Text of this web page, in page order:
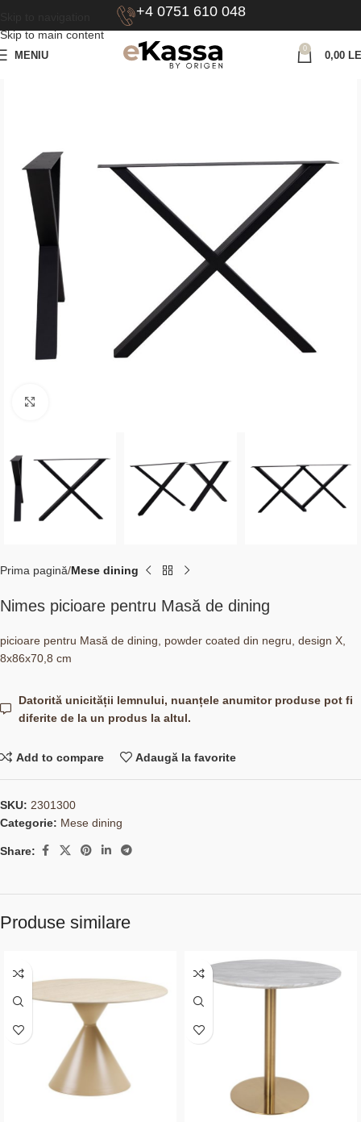
Skip to main content
+4 0751 610 048
MENIU
0
0,00
Prima pagină Mese dining
Nimes picioare pentru Masă de dining
picioare pentru Masă de dining, powder coated din negru, design X,
8x86x70,8 cm
Datorită unicității lemnului, nuanțele anumitor produse pot fi
diferite de la un produs la altul.
Add to compare Adaugă la favorite
SKU: 2301300
Categorie: Mese dining
Share:
Produse similare